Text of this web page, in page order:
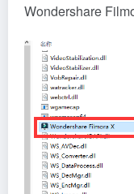
Wondershare